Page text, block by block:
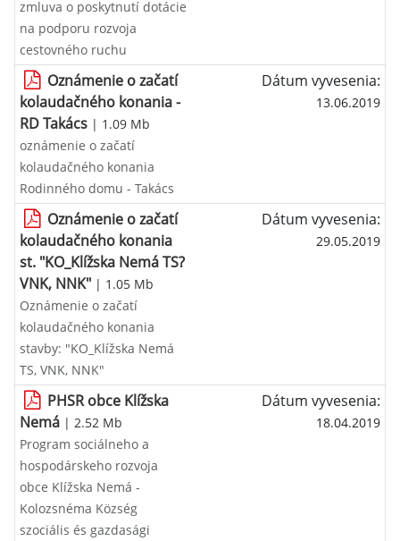
zmluva o poskytnutí dotácie
na podporu rozvoja
cestovného ruchu
Oznámenie o začatí
kolaudačného konania -
RD Takács | 1.09 Mb
Dátum vyvesenia:
13.06.2019
oznámenie o začatí
kolaudačného konania
Rodinného domu - Takács
Oznámenie o začatí
kolaudačného konania
st. "KO_Klížska Nemá TS?
VNK, NNK" | 1.05 Mb
Dátum vyvesenia:
29.05.2019
Oznámenie o začatí
kolaudačného konania
stavby: "KO_Klížska Nemá
TS, VNK, NNK"
PHSR obce Klížska
Nemá | 2.52 Mb
Dátum vyvesenia:
18.04.2019
Program sociálneho a
hospodárskeho rozvoja
obce Klížska Nemá -
Kolozsnéma Község
szociális és gazdasági